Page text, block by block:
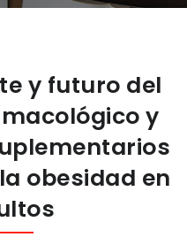
y futuro del
y
obesidad en